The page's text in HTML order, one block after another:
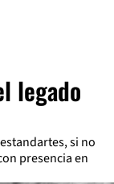
legado
si no
presencia en